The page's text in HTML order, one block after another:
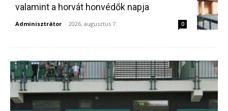
valamint a horvát honvédők napja
Adminisztrátor - 2026, augusztus 7. 0